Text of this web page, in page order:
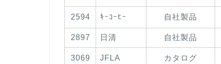
2594 ｷｰｺｰﾋｰ 自社製品
2897 日清 自社製品
3069 JFLA カタログ